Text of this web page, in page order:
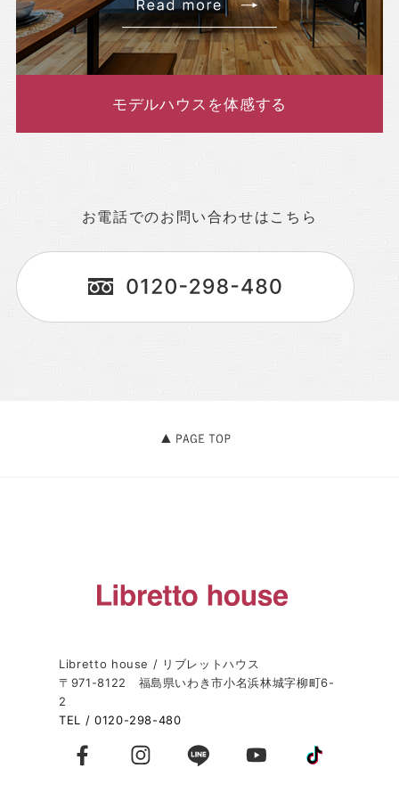
モデルハウスを体感する
お電話でのお問い合わせはこちら
Libretto house / リブレットハウス
〒971-8122 福島県いわき市小名浜林城字柳町6-
2
TEL / 0120-298-480